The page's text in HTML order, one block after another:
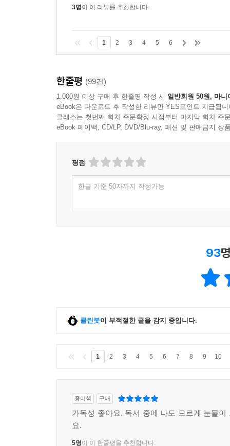
3명이 이 리뷰를 추천합니다.
1 2 3 4 5 6
한줄평 (99건)
1,000원 이상 구매 후 한줄평 작성 시 일반회원 50원, 마니
eBook은 다운로드 후 작성한 리뷰만 YES포인트 지급됩니
클래스는 첫번째 회차 주문확정 시점부터 마지막 회차 주
eBook 페이백, CD/LP, DVD/Blu-ray, 패션 및 판매금지 상
평점
한글 기준 50자까지 작성가능
93
클린봇이 부적절한 글을 감지 중입니다.
1 2 3 4 5 6 7 8 9 10
종이책 구매
가독성 좋아요. 독서 중에 나도 모르게 눈물이
요.
5명이 이 한줄평을 추천합니다.